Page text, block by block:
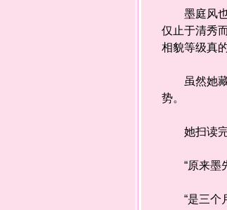
墨庭风也
仅止于清秀
相貌等级真
虽然她藏
势。
她扫读完
“原来墨先
“是三个月